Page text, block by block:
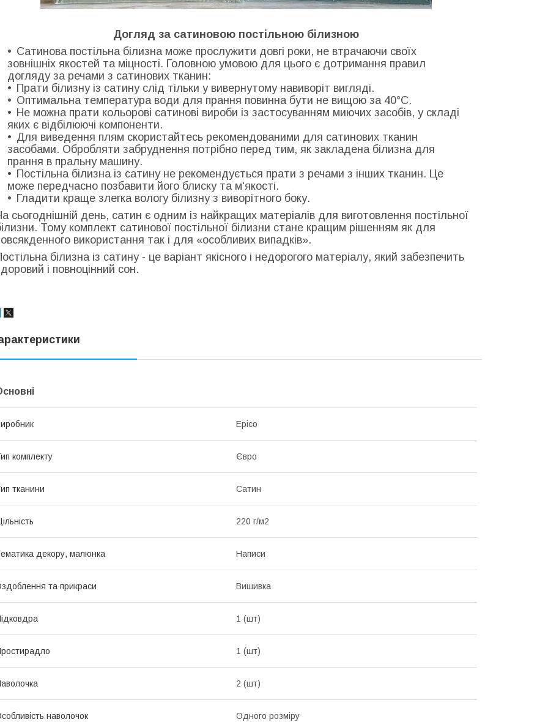
Догляд за сатиновою постільною білизною
Сатинова постільна білизна може прослужити довгі роки, не втрачаючи своїх
зовнішніх якостей та міцності. Головною умовою для цього є дотримання правил
догляду за речами з сатинових тканин:
Прати білизну із сатину слід тільки у вивернутому навиворіт вигляді.
Оптимальна температура води для прання повинна бути не вищою за 40°С.
Не можна прати кольорові сатинові вироби із застосуванням миючих засобів, у складі
яких є відбілюючі компоненти.
Для виведення плям скористайтесь рекомендованими для сатинових тканин
засобами. Обробляти забруднення потрібно перед тим, як закладена білизна для
прання в пральну машину.
Постільна білизна із сатину не рекомендується прати з речами з інших тканин. Це
може передчасно позбавити його блиску та м'якості.
Гладити краще злегка вологу білизну з виворітного боку.
сьогоднішній день, сатин є одним із найкращих матеріалів для виготовлення постільної
Тому комплект сатинової постільної білизни стане кращим рішенням як для
використання так і для «особливих випадків».
білизна із сатину - це варіант якісного і недорогого матеріалу, який забезпечить
і повноцінний сон.
Epico
комплекту Євро
тканини Сатин
220 г/м2
декору, малюнка Написи
та прикраси Вишивка
1 (шт)
1 (шт)
2 (шт)
наволочок Одного розміру